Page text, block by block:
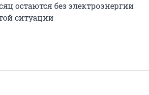
остаются без электроэнергии
ситуации